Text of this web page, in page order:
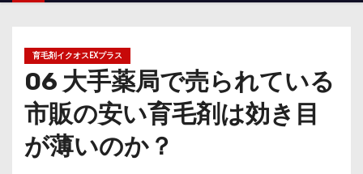
育毛剤イクオスEXプラス
06 大手薬局で売られている
市販の安い育毛剤は効き目
が薄いのか？